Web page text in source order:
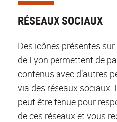
RÉSEAUX SOCIAUX
Des icônes présentes sur
de Lyon permettent de
contenus avec d’autres
via des réseaux sociaux.
peut être tenue pour
de ces réseaux et vous